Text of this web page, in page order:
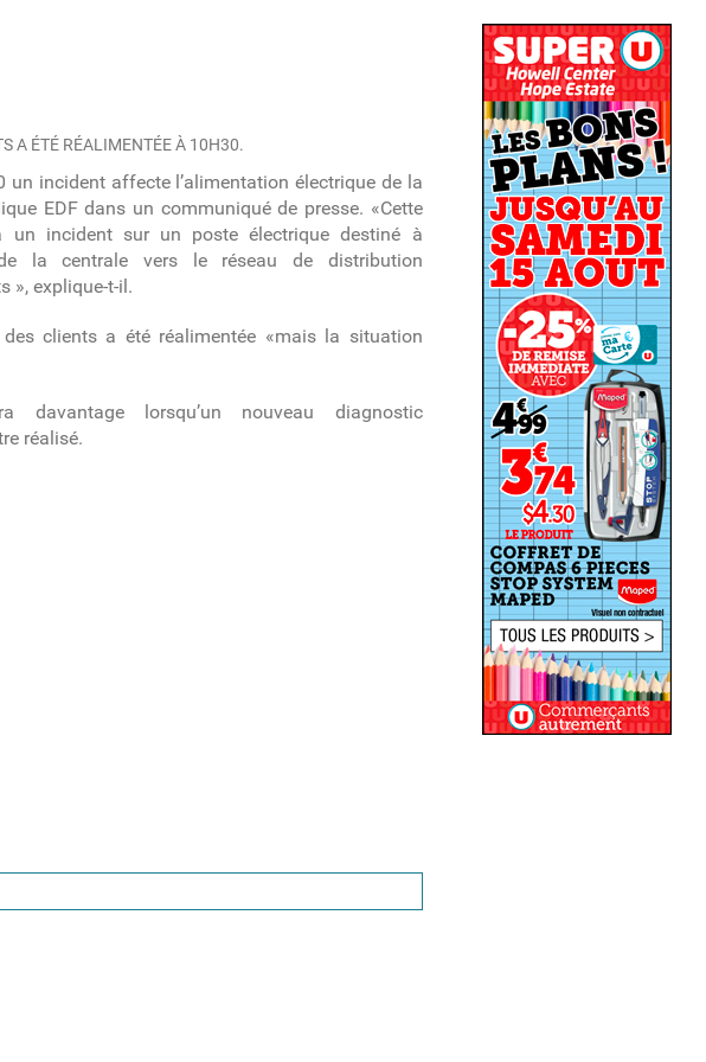
A ÉTÉ RÉALIMENTÉE À 10H30.
un incident affecte l’alimentation électrique de la
EDF dans un communiqué de presse. «Cette
un incident sur un poste électrique destiné à
de la centrale vers le réseau de distribution
», explique-t-il.
clients a été réalimentée «mais la situation
davantage lorsqu’un nouveau diagnostic
réalisé.